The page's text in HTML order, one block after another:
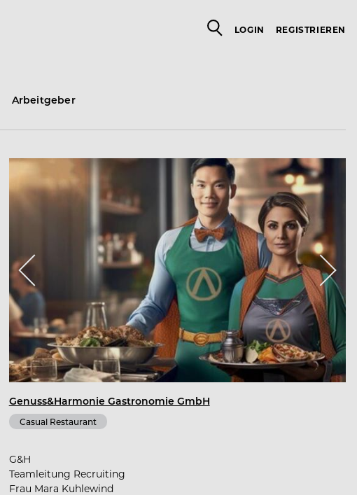
LOGIN REGISTRIEREN
Arbeitgeber
Genuss&Harmonie Gastronomie GmbH
Casual Restaurant
G&H
Teamleitung Recruiting
Frau Mara Kuhlewind